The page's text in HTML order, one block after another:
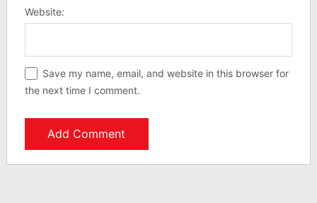
Website:
Save my name, email, and website in this browser for
the next time I comment.